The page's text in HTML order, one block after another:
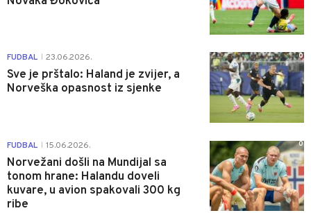
FUDBAL 23.06.2026.
Sve je prštalo: Haland je zvijer, a
Norveška opasnost iz sjenke
0
FUDBAL 15.06.2026.
Norvežani došli na Mundijal sa
tonom hrane: Halandu doveli
kuvare, u avion spakovali 300 kg
ribe
0